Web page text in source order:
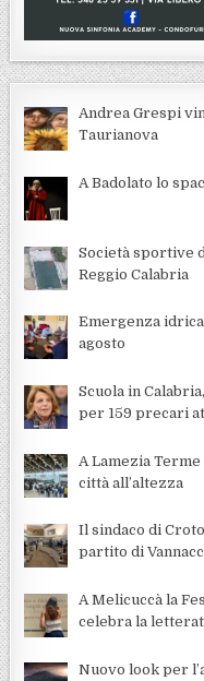
Andrea Grespi
Taurianova
A Badolato lo
Società sportive
Reggio Calabria
Emergenza
agosto
Scuola in
per 159 precari
A Lamezia
città all’altezza
Il sindaco di
partito di
A Melicuccà la
celebra la
Nuovo look per